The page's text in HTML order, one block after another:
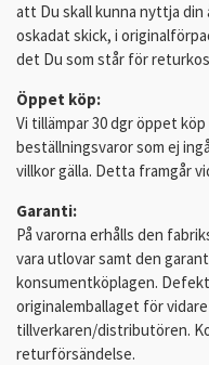
att Du skall kunna nyttja
oskadat skick, i
det Du som står för
Öppet köp:
Vi tillämpar 30 dgr öppet
beställningsvaror som ej
villkor gälla. Detta framgår
Garanti:
På varorna erhålls den
vara utlovar samt den
konsumentköplagen.
originalemballaget för
tillverkaren/distributören.
returförsändelse.